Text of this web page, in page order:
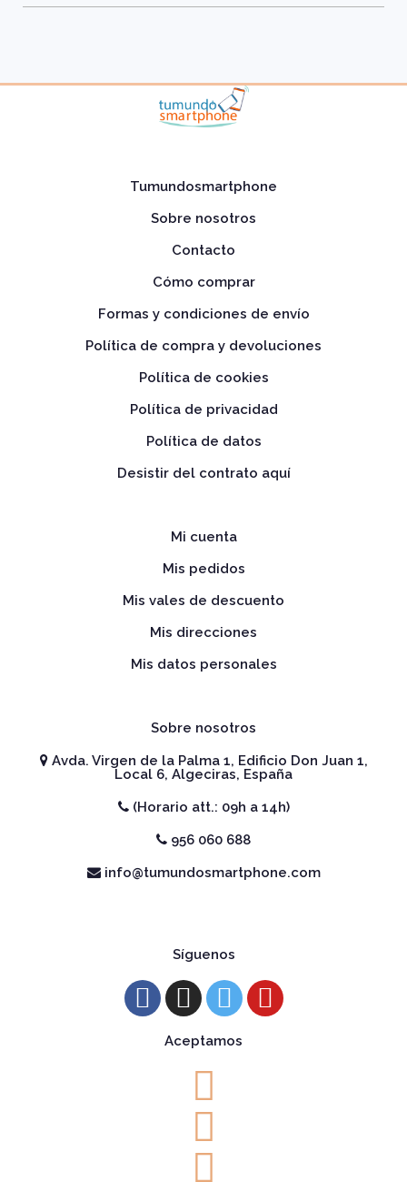
Tumundosmartphone
Sobre nosotros
Contacto
Cómo comprar
Formas y condiciones de envío
Política de compra y devoluciones
Política de cookies
Política de privacidad
Política de datos
Desistir del contrato aquí
Mi cuenta
Mis pedidos
Mis vales de descuento
Mis direcciones
Mis datos personales
Sobre nosotros
Avda. Virgen de la Palma 1, Edificio Don Juan 1,
Local 6, Algeciras, España
(Horario att.: 09h a 14h)
956 060 688
info@tumundosmartphone.com
Síguenos
Aceptamos